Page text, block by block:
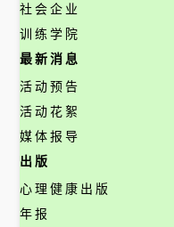
社会企业
训练学院
最新消息
活动预告
活动花絮
媒体报导
出版
心理健康出版
年报